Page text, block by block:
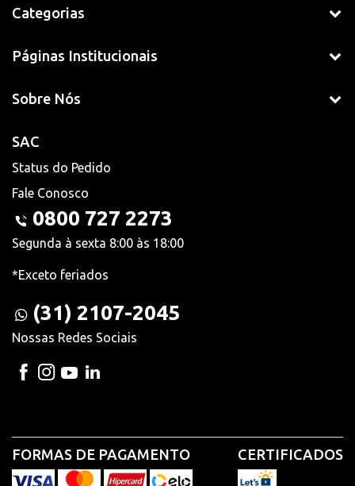
Categorias
Páginas Institucionais
Sobre Nós
SAC
Status do Pedido
Fale Conosco
0800 727 2273
Segunda à sexta 8:00 às 18:00
*Exceto feriados
(31) 2107-2045
Nossas Redes Sociais
FORMAS DE PAGAMENTO CERTIFICADOS